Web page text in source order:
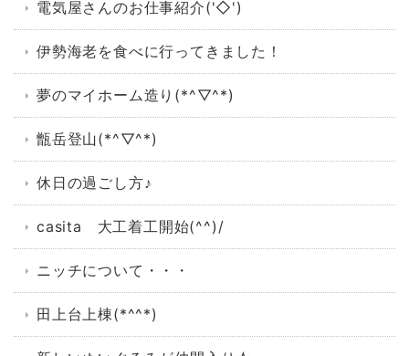
電気屋さんのお仕事紹介('◇')ゞ
伊勢海老を食べに行ってきました！
夢のマイホーム造り(*^▽^*)
甑岳登山(*^▽^*)
休日の過ごし方♪
casita 大工着工開始(^^)/
ニッチについて・・・
田上台上棟(*^^*)